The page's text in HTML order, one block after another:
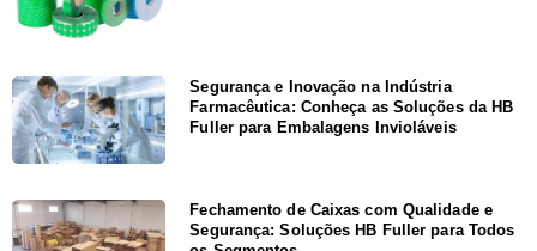
Segurança e Inovação na Indústria
Farmacêutica: Conheça as Soluções da HB
Fuller para Embalagens Invioláveis
Fechamento de Caixas com Qualidade e
Segurança: Soluções HB Fuller para Todos